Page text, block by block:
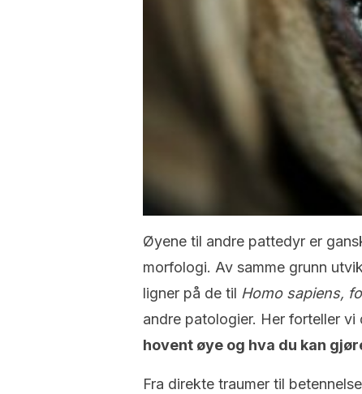
Øyene til andre pattedyr er
morfologi. Av samme grunn
ligner på de til Homo sapiens,
andre patologier. Her forteller vi
hovent øye og hva du kan
Fra direkte traumer til